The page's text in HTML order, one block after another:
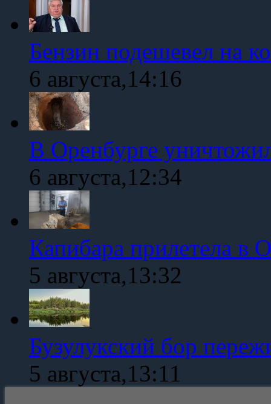
Бензин подешевел на
6 августа,14:16
В Оренбурге
6 августа,12:34
Капибара прилетела в
5 августа,13:32
Бузулукский бор
5 августа,13:11